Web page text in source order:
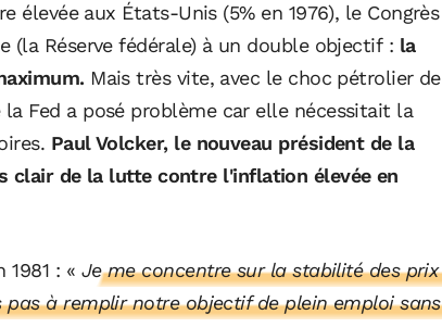
élevée aux États-Unis (5% en 1976), le Congrès
(la Réserve fédérale) à un double objectif : la
Mais très vite, avec le choc pétrolier de
Fed a posé problème car elle nécessitait la
Paul Volcker, le nouveau président de la
clair de la lutte contre l'inflation élevée en
1981 : « Je me concentre sur la stabilité des prix
à remplir notre objectif de plein emploi sans